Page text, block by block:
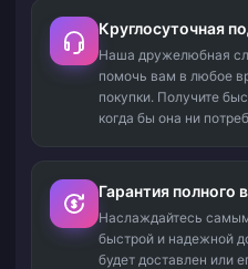
Круглосуточная
Наша дружелюбная
помочь вам в любое
покупки. Получите
когда бы она ни
Гарантия полного
Наслаждайтесь
быстрой и надежной
будет доставлен или